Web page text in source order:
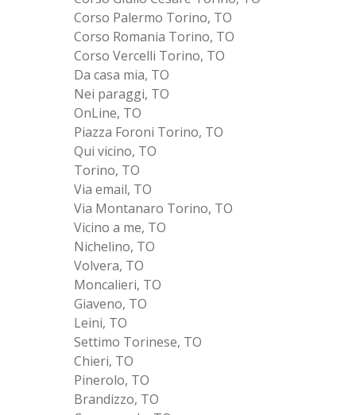
Corso Palermo Torino, TO
Corso Romania Torino, TO
Corso Vercelli Torino, TO
Da casa mia, TO
Nei paraggi, TO
OnLine, TO
Piazza Foroni Torino, TO
Qui vicino, TO
Torino, TO
Via email, TO
Via Montanaro Torino, TO
Vicino a me, TO
Nichelino, TO
Volvera, TO
Moncalieri, TO
Giaveno, TO
Leini, TO
Settimo Torinese, TO
Chieri, TO
Pinerolo, TO
Brandizzo, TO